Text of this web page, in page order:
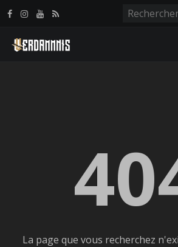
La page que vous recherchez
Panneau de gestion des cookies